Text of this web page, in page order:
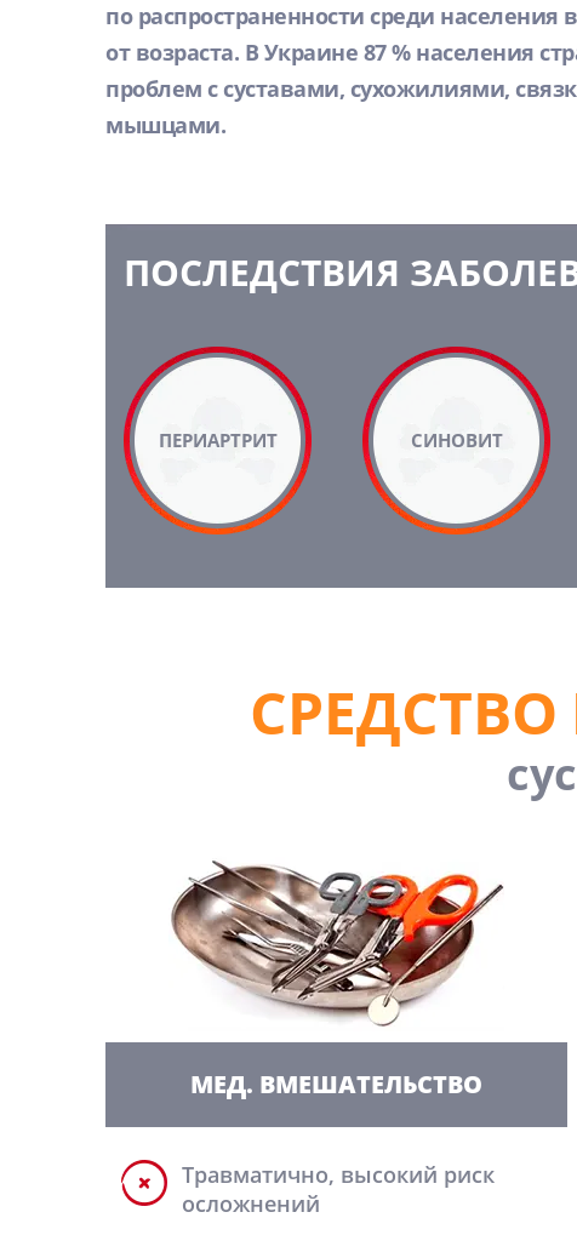
по распространенности среди населения
от возраста. В Украине 87 % населения
проблем с суставами, сухожилиями,
мышцами.
ПОСЛЕДСТВИЯ
ПЕРИАРТРИТ СИНОВИТ
МЕД. ВМЕШАТЕЛЬСТВО
Травматично, высокий риск
осложнений